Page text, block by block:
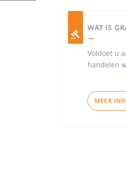
WAT IS
Voldoet u
handelen
MEER